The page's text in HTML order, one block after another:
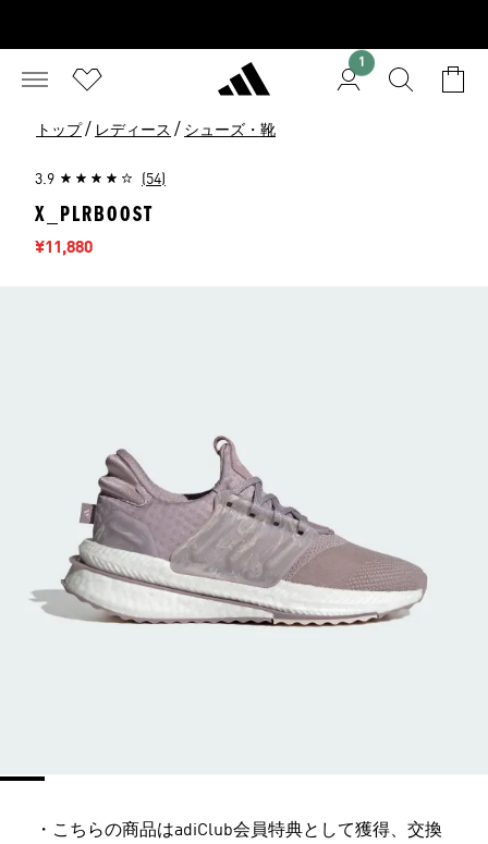
1
トップ / レディース / シューズ・靴
3.9 (54)
X_PLRBOOST
セール価格
¥11,880
・こちらの商品はadiClub会員特典として獲得、交換